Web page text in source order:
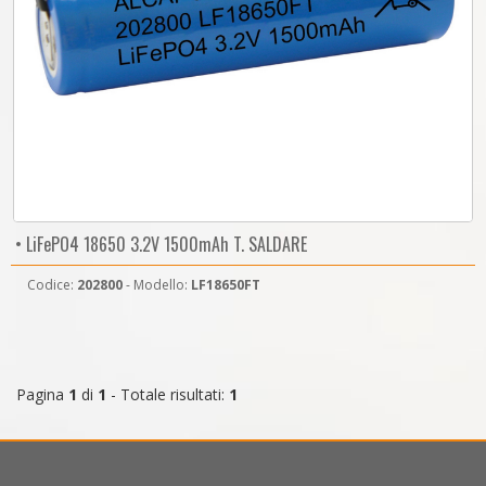
• LiFePO4 18650 3.2V 1500mAh T. SALDARE
Codice: 202800- Modello: LF18650FT
Pagina 1 di 1 - Totale risultati: 1